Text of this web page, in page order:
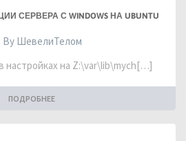
СЕРВЕРА С WINDOWS НА UBUNTU
By ШевелиТелом
настройках на Z:\var\lib\mych[…]
ПОДРОБНЕЕ